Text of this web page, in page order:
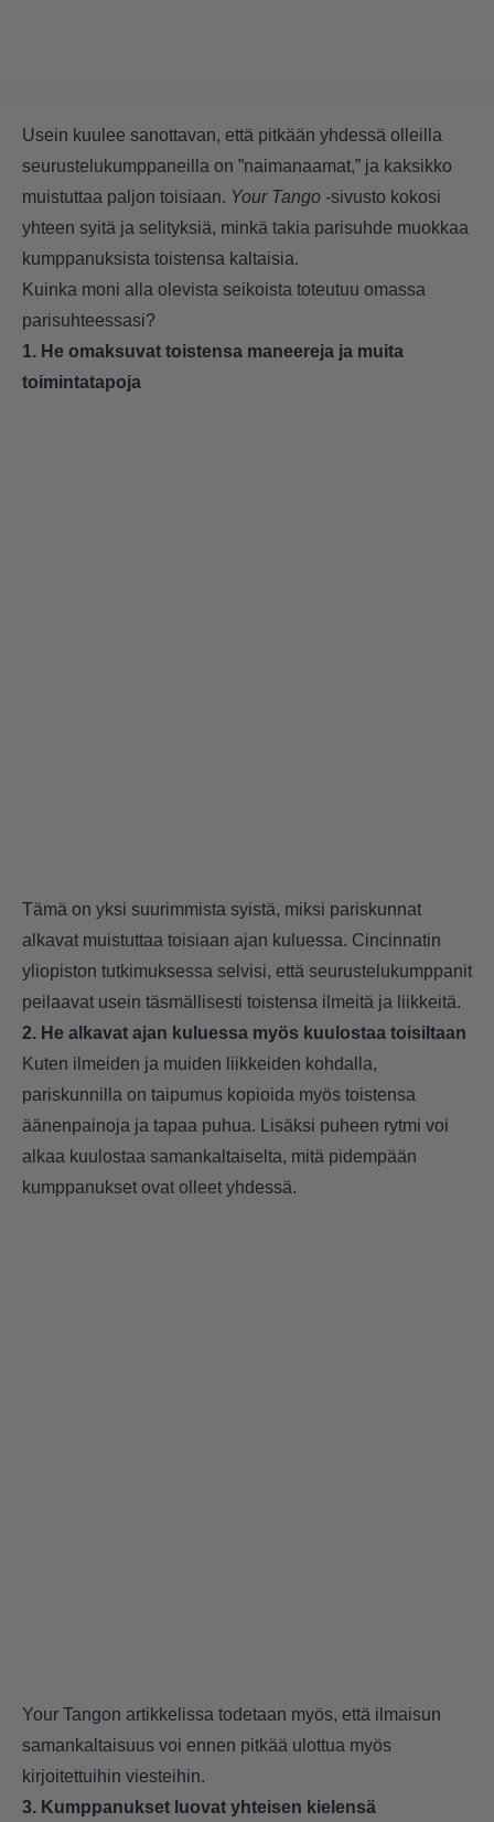
Usein kuulee sanottavan, että pitkään yhdessä olleilla
seurustelukumppaneilla on ”naimanaamat,” ja kaksikko
muistuttaa paljon toisiaan. Your Tango -sivusto kokosi
yhteen syitä ja selityksiä, minkä takia parisuhde muokkaa
kumppanuksista toistensa kaltaisia.
Kuinka moni alla olevista seikoista toteutuu omassa
parisuhteessasi?
1. He omaksuvat toistensa maneereja ja muita
toimintatapoja
Tämä on yksi suurimmista syistä, miksi pariskunnat
alkavat muistuttaa toisiaan ajan kuluessa. Cincinnatin
yliopiston tutkimuksessa selvisi, että seurustelukumppanit
peilaavat usein täsmällisesti toistensa ilmeitä ja liikkeitä.
2. He alkavat ajan kuluessa myös kuulostaa toisiltaan
Kuten ilmeiden ja muiden liikkeiden kohdalla,
pariskunnilla on taipumus kopioida myös toistensa
äänenpainoja ja tapaa puhua. Lisäksi puheen rytmi voi
alkaa kuulostaa samankaltaiselta, mitä pidempään
kumppanukset ovat olleet yhdessä.
Your Tangon artikkelissa todetaan myös, että ilmaisun
samankaltaisuus voi ennen pitkää ulottua myös
kirjoitettuihin viesteihin.
3. Kumppanukset luovat yhteisen kielensä